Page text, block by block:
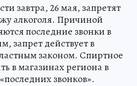
завтра, 26 мая, запретят
алкоголя. Причиной
последние звонки в
запрет действует в
законом. Спиртное
в магазинах региона в
звонков».